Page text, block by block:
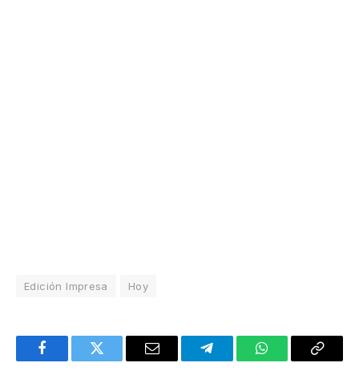
Edición Impresa Hoy
FacebookTwitter Email TelegramWhatsAppCopy